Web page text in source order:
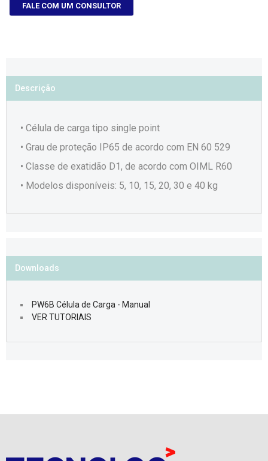
FALE COM UM CONSULTOR
Descrição
• Célula de carga tipo single point
• Grau de proteção IP65 de acordo com EN 60 529
• Classe de exatidão D1, de acordo com OIML R60
• Modelos disponíveis: 5, 10, 15, 20, 30 e 40 kg
Downloads
PW6B Célula de Carga - Manual
VER TUTORIAIS